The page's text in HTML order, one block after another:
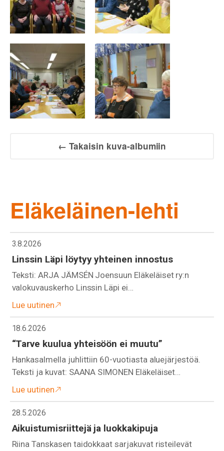
← Takaisin kuva-albumiin
Eläkeläinen-lehti
3.8.2026
Linssin Läpi löytyy yhteinen innostus
Teksti: ARJA JÄMSÉN Joensuun Eläkeläiset ry:n
valokuvauskerho Linssin Läpi ei…
Lue uutinen
18.6.2026
“Tarve kuulua yhteisöön ei muutu”
Hankasalmella juhlittiin 60-vuotiasta aluejärjestöä.
Teksti ja kuvat: SAANA SIMONEN Eläkeläiset…
Lue uutinen
28.5.2026
Aikuistumisriittejä ja luokkakipuja
Riina Tanskasen taidokkaat sarjakuvat risteilevät